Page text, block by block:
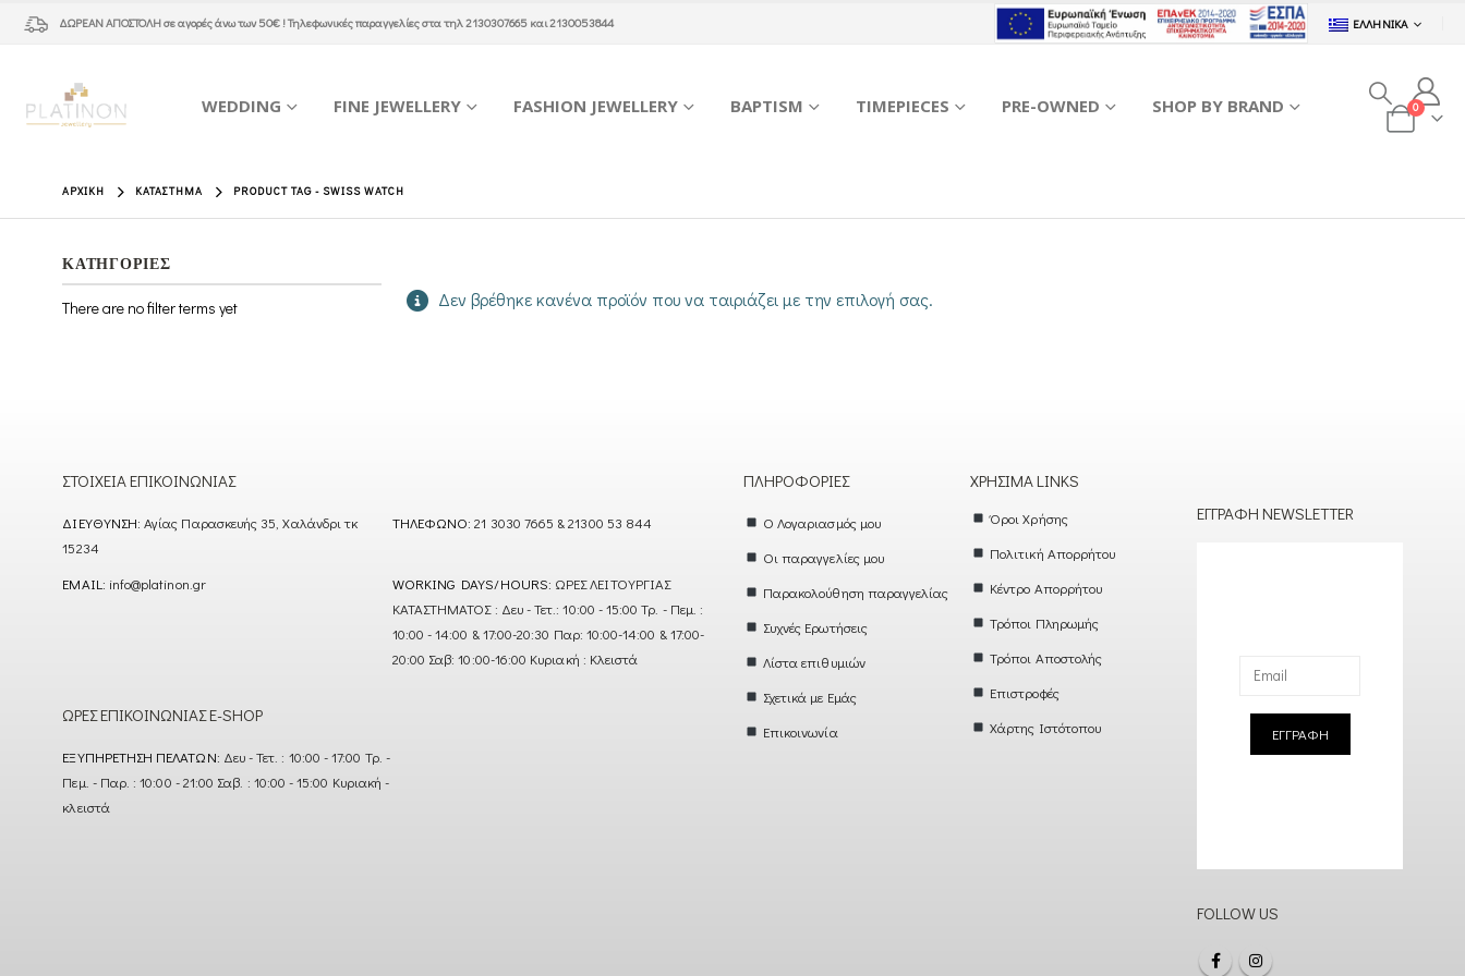
ΔΩΡΕΑΝ ΑΠΟΣΤΟΛΗσε αγορές άνω των 50€ ! Τηλεφωνικές παραγγελίες στα τηλ2130307665 και2130053844 ΕΛΛΗΝΙΚΆ
WEDDING FINE JEWELLERY FASHION JEWELLERY BAPTISM TIMEPIECES PRE-OWNED SHOP BY BRAND 0
ΑΡΧΙΚΉ ΚΑΤΆΣΤΗΜΑ PRODUCT TAG -SWISS WATCH
Δεν βρέθηκε κανένα προϊόν που να ταιριάζει με την επιλογή σας.
ΚΑΤΗΓΟΡΙΕΣ
There are no filter terms yet
ΣΤΟΙΧΕΊΑ ΕΠΙΚΟΙΝΩΝΊΑΣ
ΔΙΕΎΘΥΝΣΗ: Αγίας Παρασκευής 35, Χαλάνδρι τκ
15234
ΤΗΛΈΦΩΝΟ: 21 3030 7665 & 21300 53 844
EMAIL: info@platinon.gr WORKING DAYS/HOURS: ΩΡΕΣ ΛΕΙΤΟΥΡΓΙΑΣ
ΚΑΤΑΣΤΗΜΑΤΟΣ : Δευ - Τετ.: 10:00 - 15:00 Τρ. - Πεμ. :
10:00 - 14:00 & 17:00-20:30 Παρ: 10:00-14:00 & 17:00-
20:00 Σαβ: 10:00-16:00 Κυριακή : Κλειστά
ΏΡΕΣ ΕΠΙΚΟΙΝΩΝΊΑΣ E-SHOP
ΕΞΥΠΗΡΈΤΗΣΗ ΠΕΛΑΤΏΝ: Δευ - Τετ. : 10:00 - 17:00 Τρ. -
Πεμ. - Παρ. : 10:00 - 21:00 Σαβ. : 10:00 - 15:00 Κυριακή -
κλειστά
ΠΛΗΡΟΦΟΡΊΕΣ
Ο Λογαριασμός μου
Οι παραγγελίες μου
Παρακολούθηση παραγγελίας
Συχνές Ερωτήσεις
Λίστα επιθυμιών
Σχετικά με Εμάς
Επικοινωνία
ΧΡΉΣΙΜΑ LINKS
Όροι Χρήσης
Πολιτική Απορρήτου
Κέντρο Απορρήτου
Τρόποι Πληρωμής
Τρόποι Αποστολής
Επιστροφές
Χάρτης Ιστότοπου
ΕΓΓΡΑΦΉ NEWSLETTER
ΕΓΓΡΑΦΗ
FOLLOW US